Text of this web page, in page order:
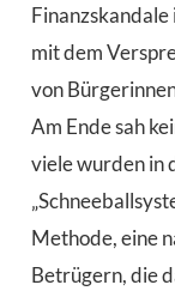
mit dem
von
Am Ende sah
viele wurden in
Methode, eine
Betrügern, die